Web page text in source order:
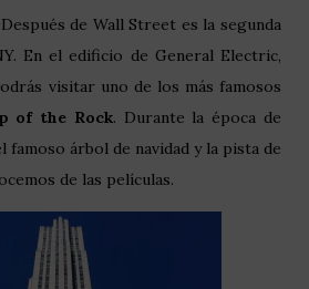
Después de Wall Street es la segunda
En el edificio de General Electric,
visitar uno de los más famosos
of the Rock. Durante la época de
famoso árbol de navidad y la pista de
de las películas.